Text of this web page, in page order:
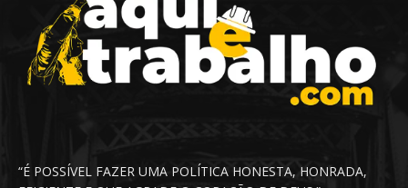
“É POSSÍVEL FAZER UMA POLÍTICA HONESTA, HONRADA,